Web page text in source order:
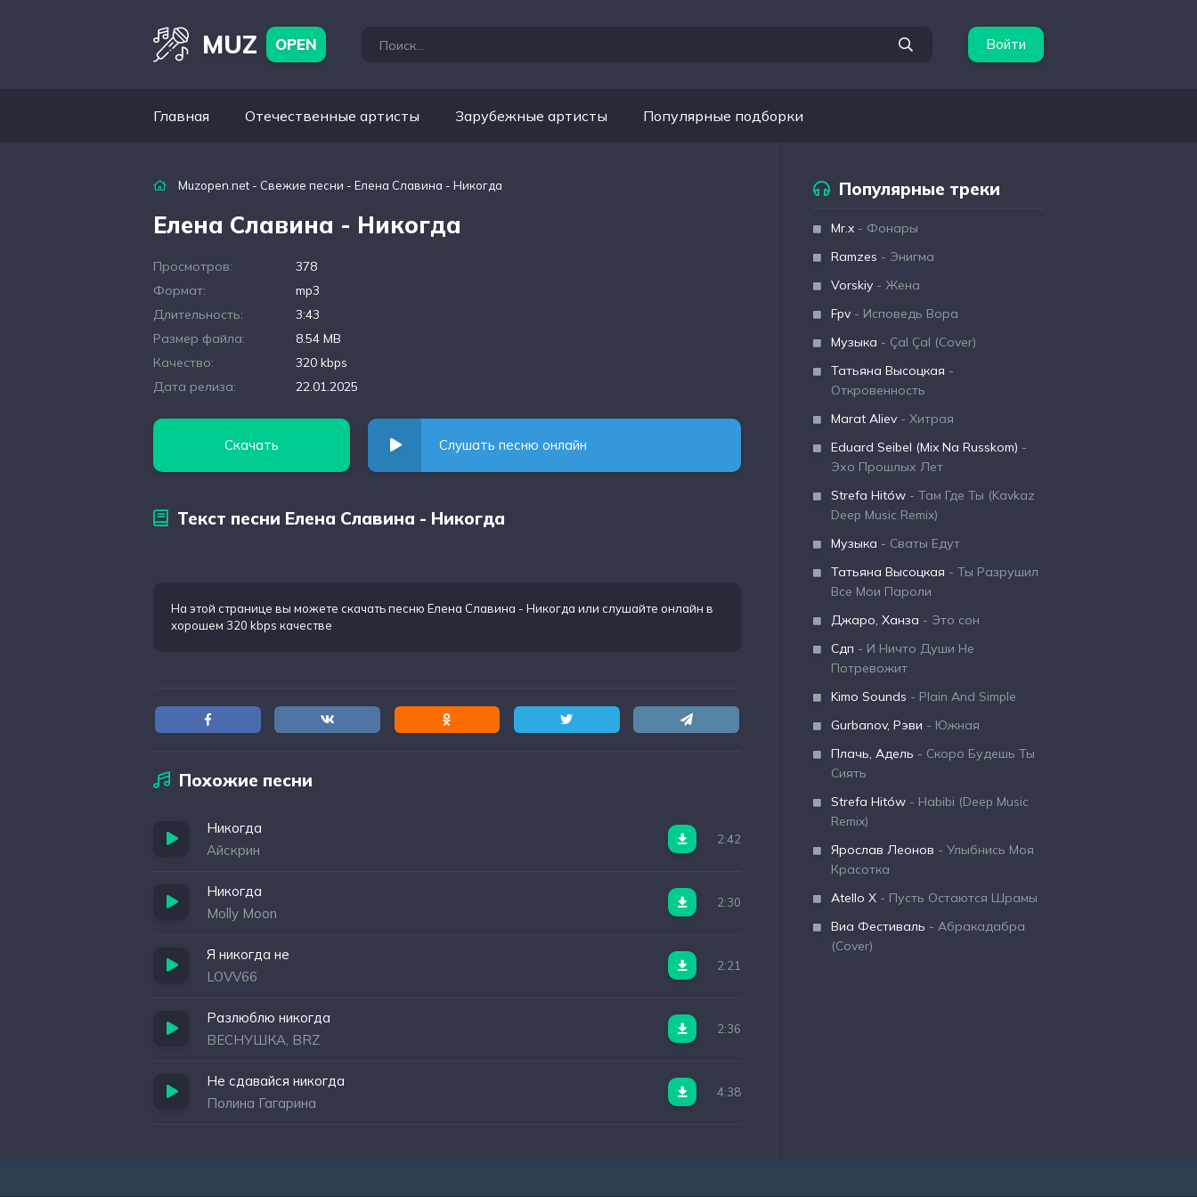
MUZ OPEN Войти
Главная Отечественные артисты Зарубежные артисты Популярные подборки
Muzopen.net - Свежие песни - Елена Славина - Никогда
Елена Славина - Никогда
Просмотров:
378
Формат:
mp3
Длительность:
3:43
Размер файла:
8.54 MB
Качество:
320 kbps
Дата релиза:
22.01.2025
Скачать Слушать песню онлайн
Текст песни Елена Славина - Никогда
На этой странице вы можете скачать песню Елена Славина - Никогда или слушайте онлайн в
хорошем 320 kbps качестве
Похожие песни
Никогда
Айскрин
2:42
Никогда
Molly Moon
2:30
Я никогда не
LOVV66
2:21
Разлюблю никогда
ВЕСНУШКА, BRZ
2:36
Не сдавайся никогда
Полина Гагарина
4:38
Популярные треки
Mr.x - Фонары
Ramzes - Энигма
Vorskiy - Жена
Fpv - Исповедь Вора
Музыка - Çal Çal (Cover)
Татьяна Высоцкая -
Откровенность
Marat Aliev - Хитрая
Eduard Seibel (Mix Na Russkom) -
Эхо Прошлых Лет
Strefa Hitów - Там Где Ты (Kavkaz
Deep Music Remix)
Музыка - Сваты Едут
Татьяна Высоцкая - Ты Разрушил
Все Мои Пароли
Джаро, Ханза - Это сон
Сдп - И Ничто Души Не
Потревожит
Kimo Sounds - Plain And Simple
Gurbanov, Рэви - Южная
Плачь, Адель - Скоро Будешь Ты
Сиять
Strefa Hitów - Habibi (Deep Music
Remix)
Ярослав Леонов - Улыбнись Моя
Красотка
Atello X - Пусть Остаются Шрамы
Виа Фестиваль - Абракадабра
(Cover)